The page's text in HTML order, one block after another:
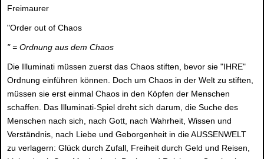
Freimaurer
"Order out of Chaos
" = Ordnung aus dem Chaos
Die Illuminati müssen zuerst das Chaos stiften, bevor sie "IHRE"
Ordnung einführen können. Doch um Chaos in der Welt zu stiften,
müssen sie erst einmal Chaos in den Köpfen der Menschen
schaffen. Das Illuminati-Spiel dreht sich darum, die Suche des
Menschen nach sich, nach Gott, nach Wahrheit, Wissen und
Verständnis, nach Liebe und Geborgenheit in die AUSSENWELT
zu verlagern: Glück durch Zufall, Freiheit durch Geld und Reisen,